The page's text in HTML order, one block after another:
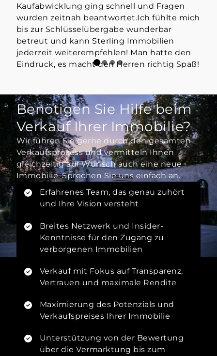
Kaufabwicklung ging schnell und Fragen
wurden zeitnah beantwortet.Ich fühlte mich
bis zur Schlüsselübergabe wunderbar
betreut und kann Sterling Immobilien
jederzeit weiterempfehlen! Man hatte den
Eindruck, es macht den Herren richtig Spaß!
Benötigen Sie Hilfe beim
Verkauf Ihrer Immobilie?
Wir führen Sie gerne durch den gesamten
Verkaufsprozess und vermitteln Ihnen
gleichzeitig auf Wunsch auch eine neue
Immobilie. Sprechen Sie uns einfach an.
Erfahrenes Team, das genau zuhört
und Ihre Vision versteht
Breites Netzwerk und Insider-
Kenntnisse für den Zugang zu
verborgenen Immobilien
Verkauf mit Fokus auf Transparenz,
Vertrauen und maximale Rendite
Maximierung des Potenzials und
Verkaufspreises Ihrer Immobilie
Unterstützung von der Bewertung
über die Vermarktung bis zum